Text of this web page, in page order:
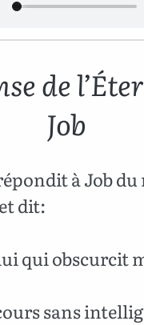
de
Job
à Job
dit:
qui obscurcit
sans